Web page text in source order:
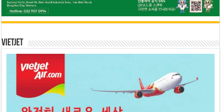
Vietjet